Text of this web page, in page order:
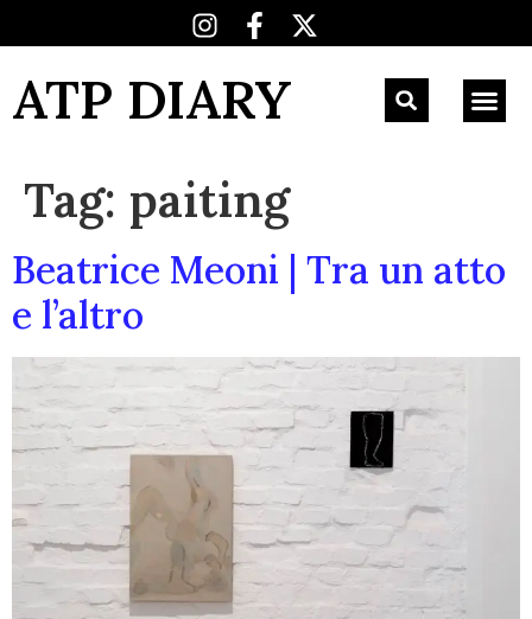
ATP DIARY
Tag: paiting
Beatrice Meoni | Tra un atto
e l’altro